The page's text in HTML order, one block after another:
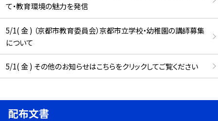
て・教育環境の魅力を発信
5/1( 金 ) （京都市教育委員会）京都市立学校・幼稚園の講師募集
について
5/1( 金 ) その他のお知らせはこちらをクリックしてご覧ください
配布文書